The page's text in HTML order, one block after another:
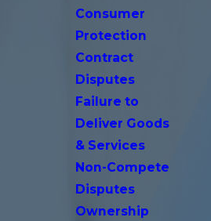
Consumer
Protection
Contract
Disputes
Failure to
Deliver Goods
& Services
Non-Compete
Disputes
Ownership